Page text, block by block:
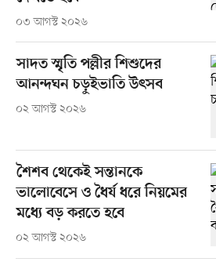
০৩ আগস্ট ২০২৬
সাদত স্মৃতি পল্লীর শিশুদের
আনন্দঘন চড়ুইভাতি উৎসব
০২ আগস্ট ২০২৬
শৈশব থেকেই সন্তানকে
ভালোবেসে ও ধৈর্য ধরে নিয়মের
মধ্যে বড় করতে হবে
০২ আগস্ট ২০২৬